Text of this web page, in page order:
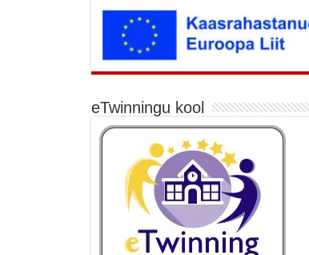
eTwinningu kool